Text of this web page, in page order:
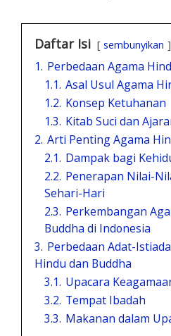
Daftar Isi sembunyikan
1. Perbedaan Agama
1.1. Asal Usul Agama
1.2. Konsep Ketuhanan
1.3. Kitab Suci dan
2. Arti Penting Agama
2.1. Dampak bagi
2.2. Penerapan Nilai-
Sehari-Hari
2.3. Perkembangan
Buddha di Indonesia
3. Perbedaan Adat-
Hindu dan Buddha
3.1. Upacara
3.2. Tempat Ibadah
3.3. Makanan dalam